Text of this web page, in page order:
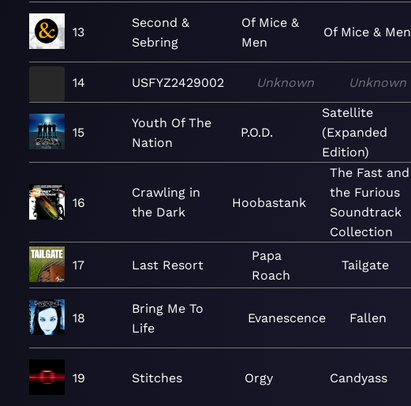
13
Second &
Sebring
Of Mice &
Men
Of Mice & Men
14 USFYZ2429002 Unknown Unknown
15
Youth Of The
Nation
P.O.D.
Satellite
(Expanded
Edition)
16
Crawling in
the Dark
Hoobastank
The Fast and
the Furious
Soundtrack
Collection
17 Last Resort
Papa
Roach
Tailgate
18
Bring Me To
Life
Evanescence Fallen
19 Stitches Orgy Candyass